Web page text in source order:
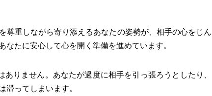
尊重しながら寄り添えるあなたの姿勢が、相手の心をじん
たに安心して心を開く準備を進めています。
ありません。あなたが過度に相手を引っ張ろうとしたり、
滞ってしまいます。